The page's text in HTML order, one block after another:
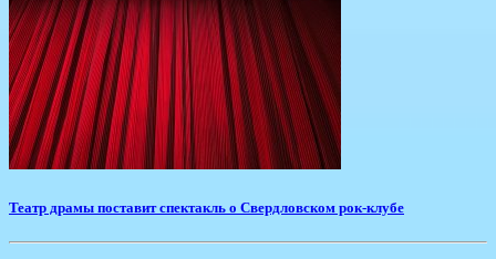
​Театр драмы поставит спектакль о Свердловском рок-клубе